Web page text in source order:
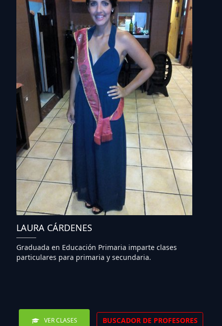
LAURA CÁRDENES
Graduada en Educación Primaria imparte clases
particulares para primaria y secundaria.
VER CLASES BUSCADOR DE PROFESORES